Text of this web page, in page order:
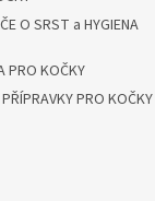
O SRST a HYGIENA
PRO KOČKY
PRO KOČKY